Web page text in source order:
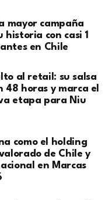
mayor campaña
historia con casi 1
en Chile
al retail: su salsa
48 horas y marca el
etapa para Niu
como el holding
de Chile y
en Marcas